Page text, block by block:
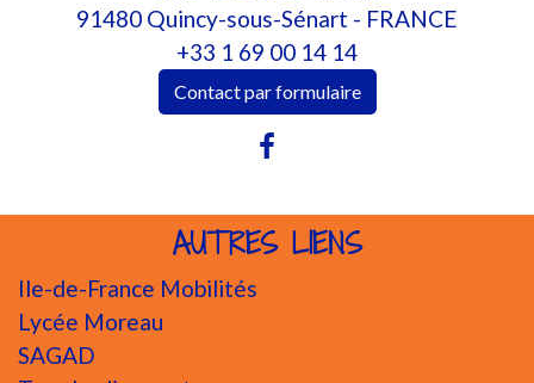
91480 Quincy-sous-Sénart - FRANCE
+33 1 69 00 14 14
Contact par formulaire
AUTRES LIENS
Ile-de-France Mobilités
Lycée Moreau
SAGAD